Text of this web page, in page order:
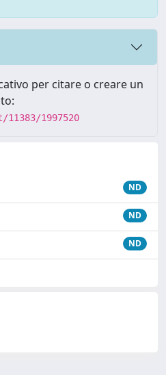
per citare o creare un
1997520
ND
ND
ND